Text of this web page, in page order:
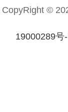
CopyRight ©
19000289号